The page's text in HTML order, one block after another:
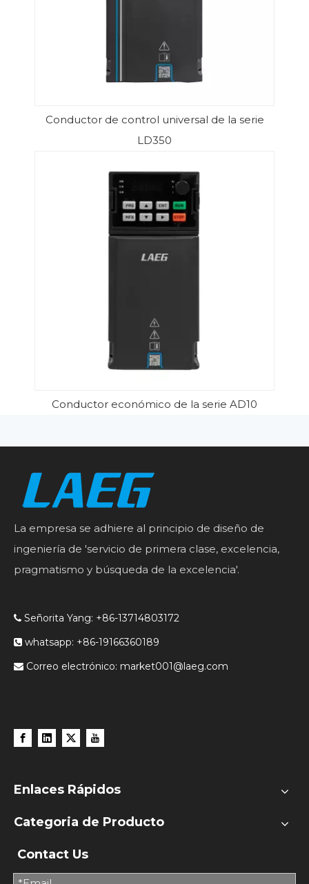
Conductor de control universal de la serie
LD350
Conductor económico de la serie AD10
La empresa se adhiere al principio de diseño de
ingeniería de 'servicio de primera clase, excelencia,
pragmatismo y búsqueda de la excelencia'.
 Señorita Yang: +86-13714803172
 whatsapp: +86-19166360189
 Correo electrónico: market001@laeg.com
Enlaces Rápidos
Categoria de Producto
Contact Us